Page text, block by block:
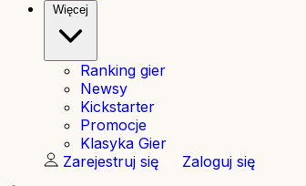
Więcej
Ranking gier
Newsy
Kickstarter
Promocje
Klasyka Gier
Zarejestruj się
Zaloguj się